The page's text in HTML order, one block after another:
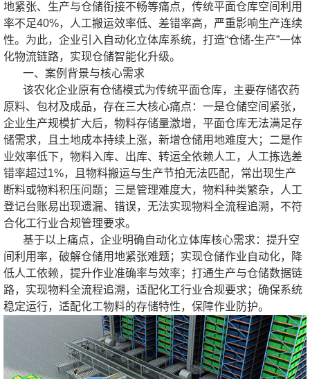
地紧张、生产与仓储衔接不畅等痛点，传统平面仓库空间利用
率不足40%，人工搬运效率低、差错率高，严重影响生产连续
性。为此，企业引入自动化立体库系统，打造“仓储-生产”一体
化物流链路，实现仓储智能化升级。
一、案例背景与核心需求
该农化企业原有仓储模式为传统平面仓库，主要存储农药
原料、包材及成品，存在三大核心痛点：一是仓储空间紧张，
企业生产规模扩大后，物料存储量激增，平面仓库无法满足存
储需求，且土地成本持续上涨，新增仓储用地难度大；二是作
业效率低下，物料入库、出库、转运全依赖人工，人工拣选差
错率超过1%，且物料搬运与生产节拍无法匹配，常出现生产
断料或物料积压问题；三是管理难度大，物料种类繁杂，人工
登记台账易出现遗漏、错误，无法实现物料全流程追溯，不符
合化工行业合规管理要求。
基于以上痛点，企业明确自动化立体库核心需求：提升空
间利用率，破解仓储用地紧张难题；实现仓储作业自动化，降
低人工依赖，提升作业准确率与效率；打通生产与仓储数据链
路，实现物料全流程追溯，适配化工行业合规要求；确保系统
稳定运行，适配化工物料的存储特性，保障作业防护。